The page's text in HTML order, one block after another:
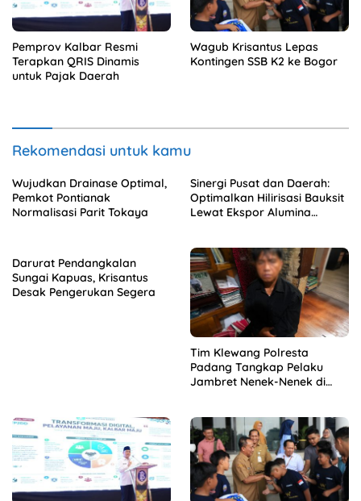
Pemprov Kalbar Resmi
Terapkan QRIS Dinamis
untuk Pajak Daerah
Wagub Krisantus Lepas
Kontingen SSB K2 ke Bogor
Rekomendasi untuk kamu
Wujudkan Drainase Optimal,
Pemkot Pontianak
Normalisasi Parit Tokaya
Sinergi Pusat dan Daerah:
Optimalkan Hilirisasi Bauksit
Lewat Ekspor Alumina
Darurat Pendangkalan
Sungai Kapuas, Krisantus
Desak Pengerukan Segera
Tim Klewang Polresta
Padang Tangkap Pelaku
Jambret Nenek-Nenek di